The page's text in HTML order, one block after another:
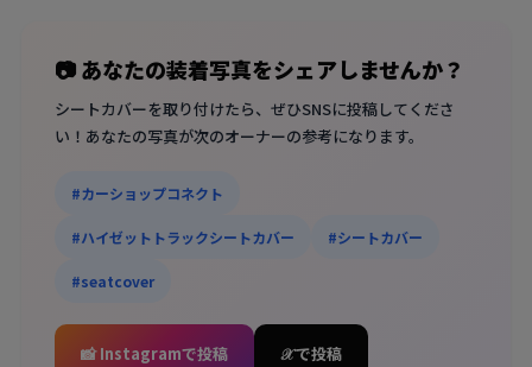
📷 あなたの装着写真をシェアしませんか？
シートカバーを取り付けたら、ぜひSNSに投稿してくださ
い！あなたの写真が次のオーナーの参考になります。
#カーショップコネクト
#ハイゼットトラックシートカバー #シートカバー
#seatcover
📸 Instagramで投稿 𝒳 で投稿